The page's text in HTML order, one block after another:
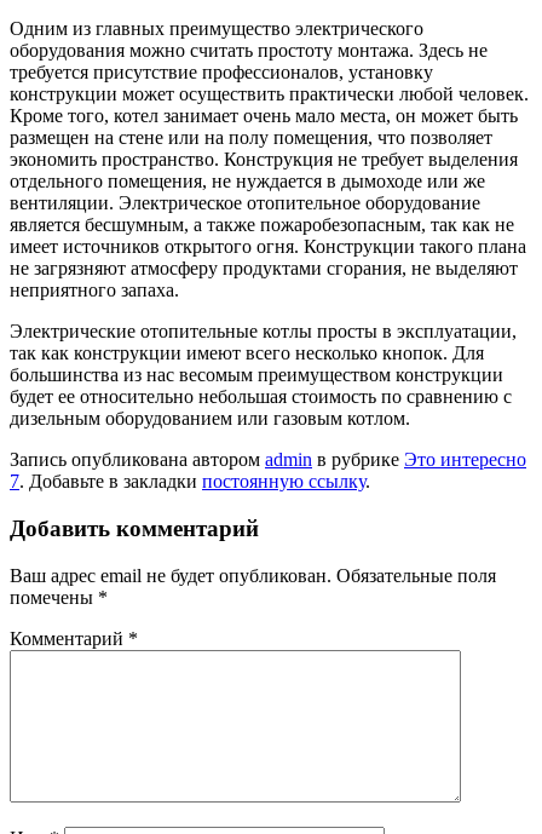
Одним из главных преимущество электрического
оборудования можно считать простоту монтажа. Здесь не
требуется присутствие профессионалов, установку
конструкции может осуществить практически любой человек.
Кроме того, котел занимает очень мало места, он может быть
размещен на стене или на полу помещения, что позволяет
экономить пространство. Конструкция не требует выделения
отдельного помещения, не нуждается в дымоходе или же
вентиляции. Электрическое отопительное оборудование
является бесшумным, а также пожаробезопасным, так как не
имеет источников открытого огня. Конструкции такого плана
не загрязняют атмосферу продуктами сгорания, не выделяют
неприятного запаха.
Электрические отопительные котлы просты в эксплуатации,
так как конструкции имеют всего несколько кнопок. Для
большинства из нас весомым преимуществом конструкции
будет ее относительно небольшая стоимость по сравнению с
дизельным оборудованием или газовым котлом.
Запись опубликована автором admin в рубрике Это интересно
7. Добавьте в закладки постоянную ссылку.
Добавить комментарий
Ваш адрес email не будет опубликован. Обязательные поля
помечены *
Комментарий *